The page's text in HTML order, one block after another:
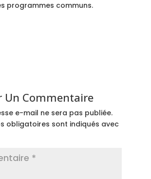
programmes communs.
Un Commentaire
e-mail ne sera pas publiée.
obligatoires sont indiqués avec